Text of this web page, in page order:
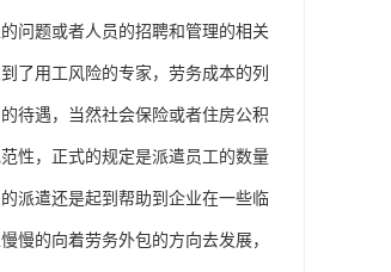
问题或者人员的招聘和管理的相关
了用工风险的专家，劳务成本的列
待遇，当然社会保险或者住房公积
性，正式的规定是派遣员工的数量
派遣还是起到帮助到企业在一些临
慢的向着劳务外包的方向去发展，